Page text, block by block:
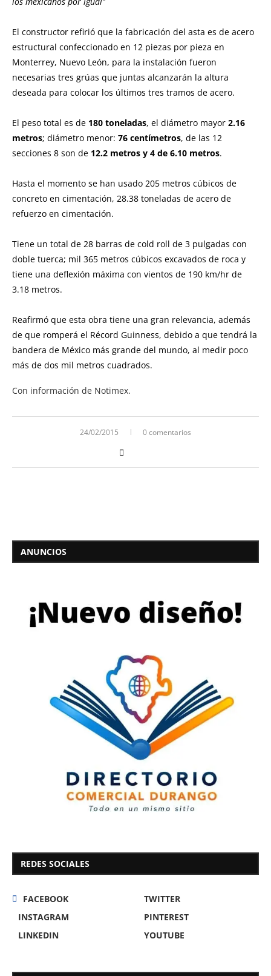
El constructor refirió que la fabricación del asta es de acero
estructural confeccionado en 12 piezas por pieza en
Monterrey, Nuevo León, para la instalación fueron
necesarias tres grúas que juntas alcanzarán la altura
deseada para colocar los últimos tres tramos de acero.
El peso total es de 180 toneladas, el diámetro mayor 2.16
metros; diámetro menor: 76 centímetros, de las 12
secciones 8 son de 12.2 metros y 4 de 6.10 metros.
Hasta el momento se han usado 205 metros cúbicos de
concreto en cimentación, 28.38 toneladas de acero de
refuerzo en cimentación.
Tiene un total de 28 barras de cold roll de 3 pulgadas con
doble tuerca; mil 365 metros cúbicos excavados de roca y
tiene una deflexión máxima con vientos de 190 km/hr de
3.18 metros.
Reafirmó que esta obra tiene una gran relevancia, además
de que romperá el Récord Guinness, debido a que tendrá la
bandera de México más grande del mundo, al medir poco
más de dos mil metros cuadrados.
Con información de Notimex.
24/02/2015 0 comentarios
ANUNCIOS
REDES SOCIALES
FACEBOOK
TWITTER
INSTAGRAM
PINTEREST
LINKEDIN
YOUTUBE